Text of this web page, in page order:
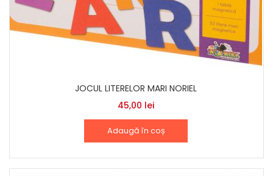
JOCUL LITERELOR MARI NORIEL
45,00 lei
Adaugă în coș